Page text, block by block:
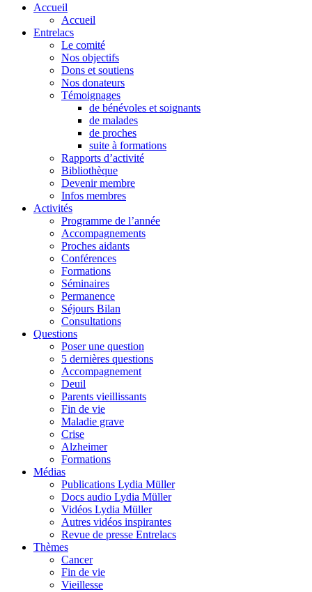
Accueil
Accueil
Entrelacs
Le comité
Nos objectifs
Dons et soutiens
Nos donateurs
Témoignages
de bénévoles et soignants
de malades
de proches
suite à formations
Rapports d’activité
Bibliothèque
Devenir membre
Infos membres
Activités
Programme de l’année
Accompagnements
Proches aidants
Conférences
Formations
Séminaires
Permanence
Séjours Bilan
Consultations
Questions
Poser une question
5 dernières questions
Accompagnement
Deuil
Parents vieillissants
Fin de vie
Maladie grave
Crise
Alzheimer
Formations
Médias
Publications Lydia Müller
Docs audio Lydia Müller
Vidéos Lydia Müller
Autres vidéos inspirantes
Revue de presse Entrelacs
Thèmes
Cancer
Fin de vie
Vieillesse